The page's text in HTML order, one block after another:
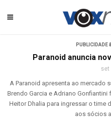
PUBLICIDADE
Paranoid anuncia
set
A Paranoid apresenta ao mercado
Brendo Garcia e Adriano
Heitor Dhalia para ingressar o time
aos sócios